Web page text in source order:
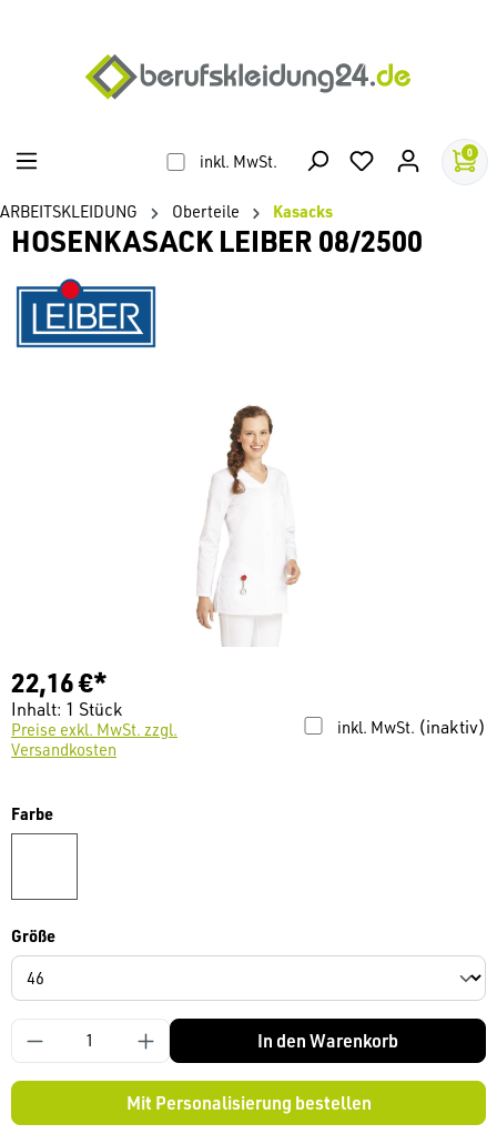
inkl. MwSt. 0
ARBEITSKLEIDUNG Oberteile Kasacks
HOSENKASACK LEIBER 08/2500
22,16 €*
Inhalt: 1 Stück
inkl. MwSt. (inaktiv)
Preise exkl. MwSt. zzgl.
Versandkosten
Farbeauswählen
Größeauswählen
In den Warenkorb
Mit Personalisierung bestellen